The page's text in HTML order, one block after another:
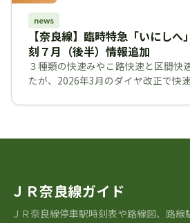
news
【奈良線】臨時特急「いにし
刻７月（後半）情報追加
３種類の快速みやこ路快速と区間快
たが、2026年3月のダイヤ改正で快
ＪＲ奈良線ガイド
ＪＲ奈良線停車駅時刻表や路線図、路